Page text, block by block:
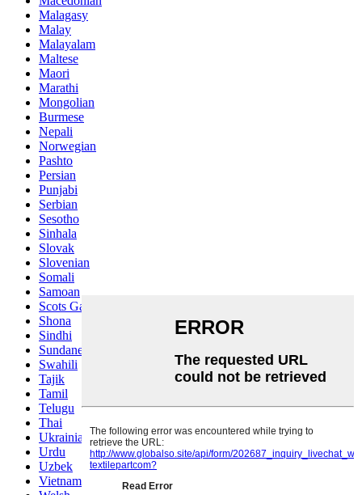
Malagasy
Malay
Malayalam
Maltese
Maori
Marathi
Mongolian
Burmese
Nepali
Norwegian
Pashto
Persian
Punjabi
Serbian
Sesotho
Sinhala
Slovak
Slovenian
Somali
Samoan
Scots Gaelic
Shona
Sindhi
Sundanese
Swahili
Tajik
Tamil
Telugu
Thai
Ukrainian
Urdu
Uzbek
Vietnamese